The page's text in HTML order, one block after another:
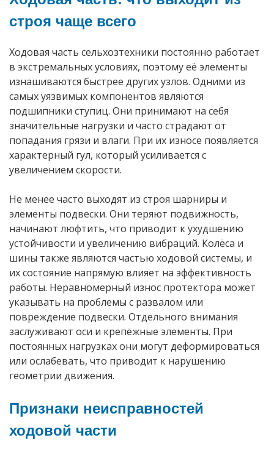
строя чаще всего
Ходовая часть сельхозтехники постоянно работает
в экстремальных условиях, поэтому её элементы
изнашиваются быстрее других узлов. Одними из
самых уязвимых компонентов являются
подшипники ступиц. Они принимают на себя
значительные нагрузки и часто страдают от
попадания грязи и влаги. При их износе появляется
характерный гул, который усиливается с
увеличением скорости.
Не менее часто выходят из строя шарниры и
элементы подвески. Они теряют подвижность,
начинают люфтить, что приводит к ухудшению
устойчивости и увеличению вибраций. Колёса и
шины также являются частью ходовой системы, и
их состояние напрямую влияет на эффективность
работы. Неравномерный износ протектора может
указывать на проблемы с развалом или
повреждение подвески. Отдельного внимания
заслуживают оси и крепёжные элементы. При
постоянных нагрузках они могут деформироваться
или ослабевать, что приводит к нарушению
геометрии движения.
Признаки неисправностей
ходовой части